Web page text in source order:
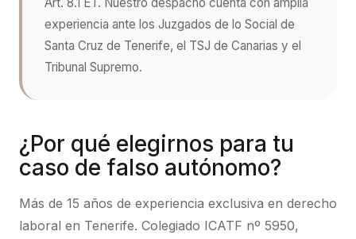
experiencia ante los Juzgados de lo Social de
Santa Cruz de Tenerife, el TSJ de Canarias y el
Tribunal Supremo.
¿Por qué elegirnos para tu
caso de falso autónomo?
Más de 15 años de experiencia exclusiva en derecho
laboral en Tenerife. Colegiado ICATF nº 5950,